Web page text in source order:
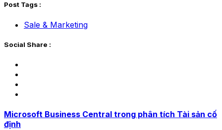
Post Tags :
Sale & Marketing
Social Share :
Microsoft Business Central trong phân tích Tài sản cố
định